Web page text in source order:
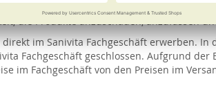
Sie sich durch Fachpersonal kompetent
die Produkte anzuschauen, anzufassen
im Sanivita Fachgeschäft erwerben. In
Fachgeschäft geschlossen. Aufgrund der
im Fachgeschäft von den Preisen im